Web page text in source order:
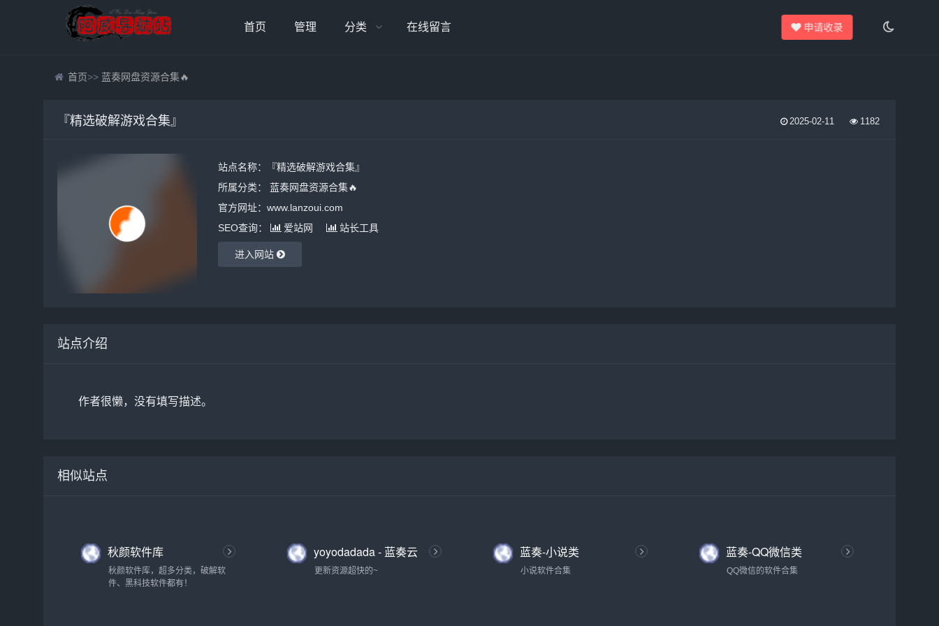
首页 管理 分类 在线留言 申请收录
首页>> 蓝奏网盘资源合集🔥
『精选破解游戏合集』 2025-02-11 1182
站点名称：『精选破解游戏合集』
所属分类：
蓝奏网盘资源合集🔥
官方网址：www.lanzoui.com
SEO查询：
爱站网 站长工具
进入网站
站点介绍
作者很懒，没有填写描述。
相似站点
秋颜软件库
秋颜软件库，超多分类，破解软
件、黑科技软件都有！
yoyodadada - 蓝奏云
网盘
更新资源超快的~
蓝奏-小说类
小说软件合集
蓝奏-QQ微信类
QQ微信的软件合集